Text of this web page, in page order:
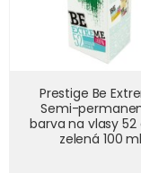
Prestige Be
Semi-
barva na vlasy
zelená 100 ml